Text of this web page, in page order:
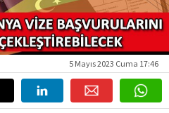
5 Mayıs 2023 Cuma 17:46